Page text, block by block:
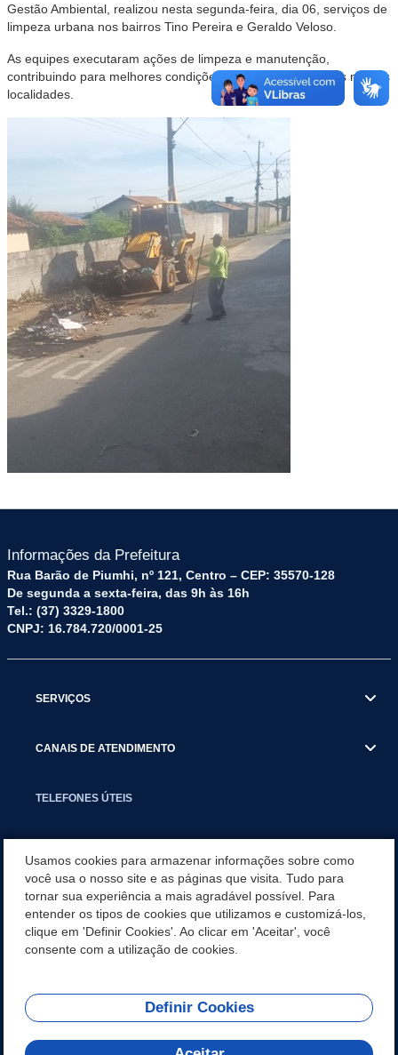
Gestão Ambiental, realizou nesta segunda-feira, dia 06, serviços de
limpeza urbana nos bairros Tino Pereira e Geraldo Veloso.
As equipes executaram ações de limpeza e manutenção,
contribuindo para melhores condições dos espaços públicos nessas
localidades.
Informações da Prefeitura
Rua Barão de Piumhi, nº 121, Centro – CEP: 35570-128
De segunda a sexta-feira, das 9h às 16h
Tel.: (37) 3329-1800
CNPJ: 16.784.720/0001-25
SERVIÇOS
CANAIS DE ATENDIMENTO
TELEFONES ÚTEIS
NOTÍCIAS
APLICATIVO
REDES SOCIAIS
Usamos cookies para armazenar informações sobre como
você usa o nosso site e as páginas que visita. Tudo para
tornar sua experiência a mais agradável possível. Para
entender os tipos de cookies que utilizamos e customizá-los,
clique em 'Definir Cookies'. Ao clicar em 'Aceitar', você
consente com a utilização de cookies.
Definir Cookies